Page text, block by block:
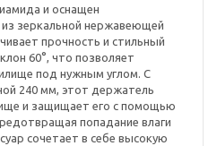
и оснащен
зеркальной нержавеющей
прочность и стильный
60°, что позволяет
под нужным углом. С
240 мм, этот держатель
и защищает его с помощью
попадание влаги
сочетает в себе высокую